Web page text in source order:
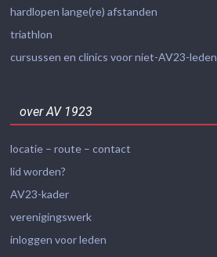
hardlopen lange(re) afstanden
triathlon
cursussen en clinics voor niet-AV23-leden
over AV 1923
locatie – route – contact
lid worden?
AV23-kader
verenigingswerk
inloggen voor leden